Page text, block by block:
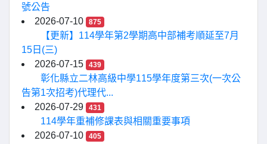
號公告
2026-07-10
875
【更新】114學年第2學期高中部補考順延至7月
15日(三)
2026-07-15
439
彰化縣立二林高級中學115學年度第三次(一次公
告第1次招考)代理代...
2026-07-29
431
114學年重補修課表與相關重要事項
2026-07-10
405